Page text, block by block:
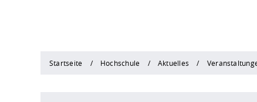
Startseite Hochschule Aktuelles